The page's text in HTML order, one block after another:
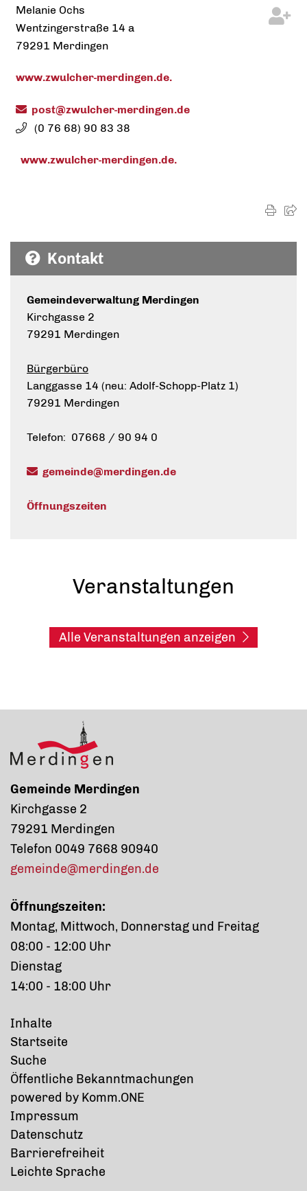
Melanie Ochs
Wentzingerstraße 14 a
79291 Merdingen
www.zwulcher-merdingen.de.
post@zwulcher-merdingen.de
(0 76 68) 90 83 38
www.zwulcher-merdingen.de.
Kontakt
Gemeindeverwaltung Merdingen
Kirchgasse 2
79291 Merdingen
Bürgerbüro
Langgasse 14 (neu: Adolf-Schopp-Platz 1)
79291 Merdingen
Telefon: 07668 / 90 94 0
gemeinde@merdingen.de
Öffnungszeiten
Veranstaltungen
Alle Veranstaltungen anzeigen
Gemeinde Merdingen
Kirchgasse 2
79291 Merdingen
Telefon 0049 7668 90940
gemeinde@merdingen.de
Öffnungszeiten:
Montag, Mittwoch, Donnerstag und Freitag
08:00 - 12:00 Uhr
Dienstag
14:00 - 18:00 Uhr
Inhalte
Startseite
Suche
Öffentliche Bekanntmachungen
powered by Komm.ONE
Impressum
Datenschutz
Barrierefreiheit
Leichte Sprache